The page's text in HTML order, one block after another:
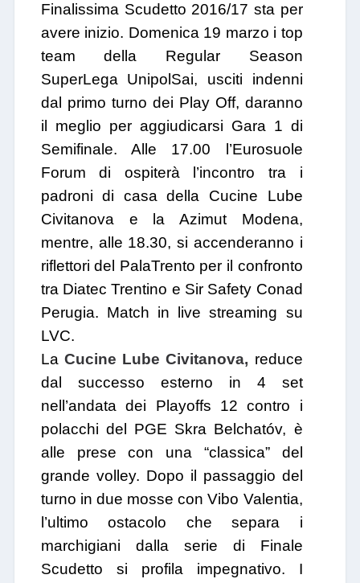
Finalissima Scudetto 2016/17 sta per
avere inizio. Domenica 19 marzo i top
team della Regular Season
SuperLega UnipolSai, usciti indenni
dal primo turno dei Play Off, daranno
il meglio per aggiudicarsi Gara 1 di
Semifinale. Alle 17.00 l’Eurosuole
Forum di ospiterà l’incontro tra i
padroni di casa della Cucine Lube
Civitanova e la Azimut Modena,
mentre, alle 18.30, si accenderanno i
riflettori del PalaTrento per il confronto
tra Diatec Trentino e Sir Safety Conad
Perugia. Match in live streaming su
LVC.
LaCucine Lube Civitanova, reduce
dal successo esterno in 4 set
nell’andata dei Playoffs 12 contro i
polacchi del PGE Skra Belchatóv, è
alle prese con una “classica” del
grande volley. Dopo il passaggio del
turno in due mosse con Vibo Valentia,
l’ultimo ostacolo che separa i
marchigiani dalla serie di Finale
Scudetto si profila impegnativo. I